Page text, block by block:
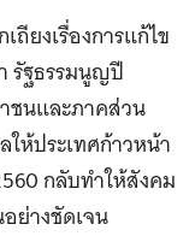
ถียงเรื่องการแก้ไข
รัฐธรรมนูญปี
ชนและภาคส่วน
ห้ประเทศก้าวหน้า
กลับทำให้สังคม
ย่างชัดเจน